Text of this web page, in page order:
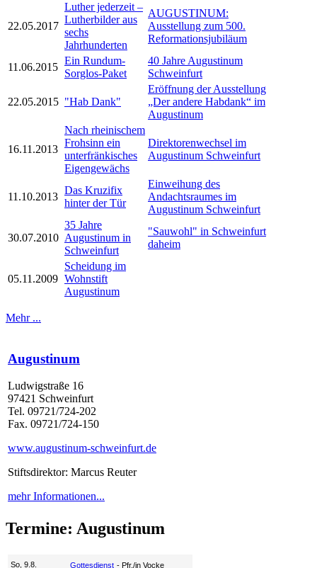
22.05.2017
Luther jederzeit –
Lutherbilder aus
sechs
Jahrhunderten
AUGUSTINUM:
Ausstellung zum 500.
Reformationsjubiläum
11.06.2015
Ein Rundum-
Sorglos-Paket
40 Jahre Augustinum
Schweinfurt
22.05.2015 "Hab Dank"
Eröffnung der Ausstellung
„Der andere Habdank“ im
Augustinum
16.11.2013
Nach rheinischem
Frohsinn ein
unterfränkisches
Eigengewächs
Direktorenwechsel im
Augustinum Schweinfurt
11.10.2013
Das Kruzifix
hinter der Tür
Einweihung des
Andachtsraumes im
Augustinum Schweinfurt
30.07.2010
35 Jahre
Augustinum in
Schweinfurt
"Sauwohl" in Schweinfurt
daheim
05.11.2009
Scheidung im
Wohnstift
Augustinum
Mehr ...
Augustinum
Ludwigstraße 16
97421 Schweinfurt
Tel. 09721/724-202
Fax. 09721/724-150
www.augustinum-schweinfurt.de
Stiftsdirektor: Marcus Reuter
mehr Informationen...
Termine: Augustinum
So, 9.8. Gottesdienst Pfr./in Vocke